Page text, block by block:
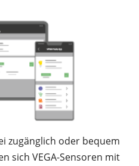
zugänglich oder bequem
sich VEGA-Sensoren mit